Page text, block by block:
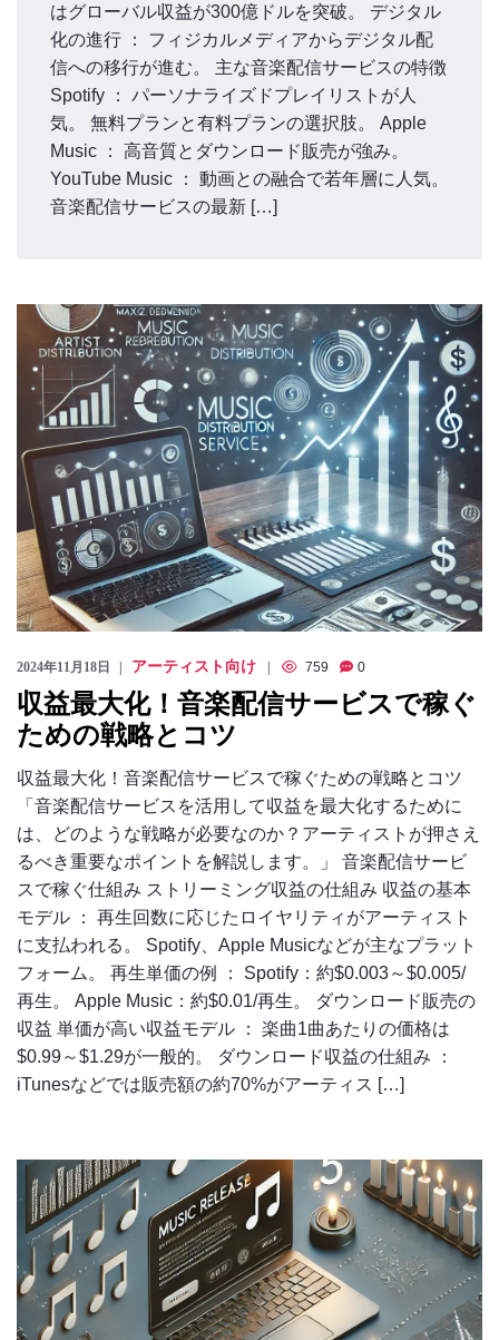
はグローバル収益が300億ドルを突破。 デジタル
化の進行 ： フィジカルメディアからデジタル配
信への移行が進む。 主な音楽配信サービスの特徴
Spotify ： パーソナライズドプレイリストが人
気。 無料プランと有料プランの選択肢。 Apple
Music ： 高音質とダウンロード販売が強み。
YouTube Music ： 動画との融合で若年層に人気。
音楽配信サービスの最新 […]
2024年11月18日 アーティスト向け 759 0
収益最大化！音楽配信サービスで稼ぐ
ための戦略とコツ
収益最大化！音楽配信サービスで稼ぐための戦略とコツ
「音楽配信サービスを活用して収益を最大化するために
は、どのような戦略が必要なのか？アーティストが押さえ
るべき重要なポイントを解説します。」 音楽配信サービ
スで稼ぐ仕組み ストリーミング収益の仕組み 収益の基本
モデル ： 再生回数に応じたロイヤリティがアーティスト
に支払われる。 Spotify、Apple Musicなどが主なプラット
フォーム。 再生単価の例 ： Spotify：約$0.003～$0.005/
再生。 Apple Music：約$0.01/再生。 ダウンロード販売の
収益 単価が高い収益モデル ： 楽曲1曲あたりの価格は
$0.99～$1.29が一般的。 ダウンロード収益の仕組み ：
iTunesなどでは販売額の約70%がアーティス […]